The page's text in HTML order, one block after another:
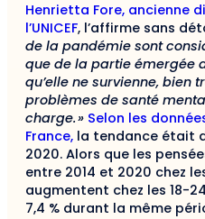
Henrietta Fore, ancienne
l’UNICEF, l’affirme sans
de la pandémie sont
que de la partie émergée
qu’elle ne survienne, bien
problèmes de santé
charge.» Selon les
France, la tendance était
2020. Alors que les
entre 2014 et 2020 chez
augmentent chez les 18-
7,4 % durant la même